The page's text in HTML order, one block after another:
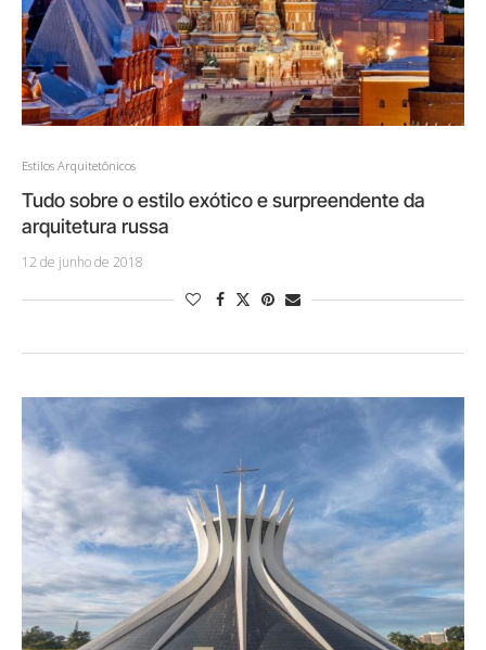
Estilos Arquitetônicos
Tudo sobre o estilo exótico e surpreendente da
arquitetura russa
12 de junho de 2018